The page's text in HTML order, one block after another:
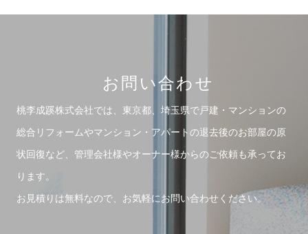
お問い合わせ
桃李成蹊株式会社では、東京都、埼玉県で戸建・マンションの
総合リフォームやマンション・アパートの退去後のお部屋の原
状回復など、管理会社様やオーナー様からのご依頼も承ってお
ります。
お見積りは無料なので、お気軽にお問い合わせください。